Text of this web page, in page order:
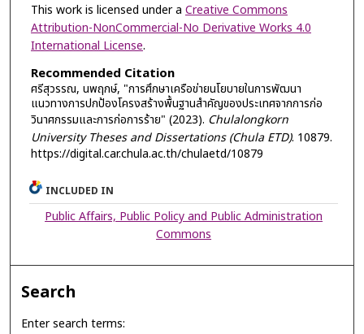
This work is licensed under a Creative Commons
Attribution-NonCommercial-No Derivative Works 4.0
International License.
Recommended Citation
ศรีสุวรรณ, นพฤกษ์, "การศึกษาเครือข่ายนโยบายในการพัฒนา
แนวทางการปกป้องโครงสร้างพื้นฐานสำคัญของประเทศจากการก่อ
วินาศกรรมและการก่อการร้าย" (2023). Chulalongkorn
University Theses and Dissertations (Chula ETD). 10879.
https://digital.car.chula.ac.th/chulaetd/10879
INCLUDED IN
Public Affairs, Public Policy and Public Administration
Commons
Search
Enter search terms: